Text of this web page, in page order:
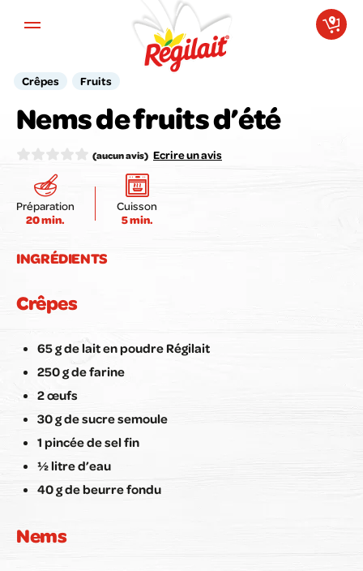
Crêpes Fruits
Nems de fruits d’été
(aucun avis) Ecrire un avis
Votre avis compte pour nous !
Notez la recette ici :
Envoyer mon avis
Préparation
20 min.
Cuisson
5 min.
INGRÉDIENTS
Crêpes
65 g de lait en poudre Régilait
250 g de farine
2 œufs
30 g de sucre semoule
1 pincée de sel fin
½ litre d’eau
40 g de beurre fondu
Nems